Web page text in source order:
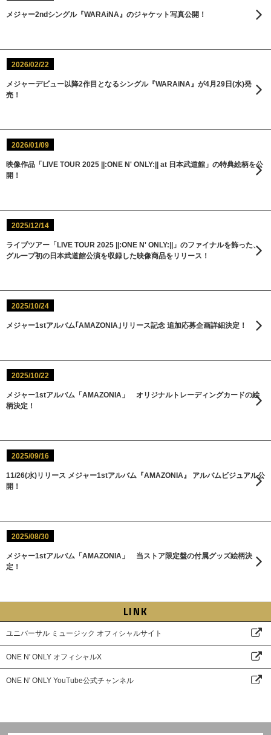
メジャー2ndシングル『WARAiNA』のジャケット写真公開！
2026/02/22
メジャーデビュー以降2作目となるシングル『WARAiNA』が4月29日(水)発
売！
2026/01/09
映像作品「LIVE TOUR 2025 ||:ONE N' ONLY:|| at 日本武道館」の特典絵柄を公
開！
2025/12/14
ライブツアー「LIVE TOUR 2025 ||:ONE N' ONLY:||」のファイナルを飾った、
グループ初の日本武道館公演を収録した映像商品をリリース！
2025/10/24
メジャー1stアルバム｢AMAZONIA｣リリース記念 追加応募企画詳細決定！
2025/10/22
メジャー1stアルバム「AMAZONIA」 オリジナルトレーディングカードの絵
柄決定！
2025/09/16
11/26(水)リリース メジャー1stアルバム『AMAZONIA』 アルバムビジュアル公
開！
2025/08/30
メジャー1stアルバム「AMAZONIA」 当ストア限定盤の付属グッズ絵柄決
定！
LINK
ユニバーサル ミュージック オフィシャルサイト
ONE N' ONLY オフィシャルX
ONE N' ONLY YouTube公式チャンネル